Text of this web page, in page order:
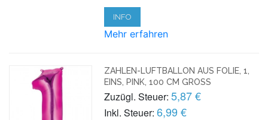
INFO
Mehr erfahren
ZAHLEN-LUFTBALLON AUS FOLIE, 1,
EINS, PINK, 100 CM GROSS
Zuzügl. Steuer: 5,87 €
Inkl. Steuer: 6,99 €